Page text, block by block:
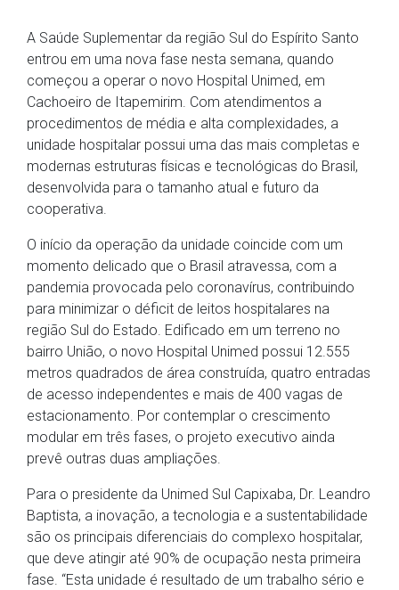
A Saúde Suplementar da região Sul do Espírito Santo
entrou em uma nova fase nesta semana, quando
começou a operar o novo Hospital Unimed, em
Cachoeiro de Itapemirim. Com atendimentos a
procedimentos de média e alta complexidades, a
unidade hospitalar possui uma das mais completas e
modernas estruturas físicas e tecnológicas do Brasil,
desenvolvida para o tamanho atual e futuro da
cooperativa.
O início da operação da unidade coincide com um
momento delicado que o Brasil atravessa, com a
pandemia provocada pelo coronavírus, contribuindo
para minimizar o déficit de leitos hospitalares na
região Sul do Estado. Edificado em um terreno no
bairro União, o novo Hospital Unimed possui 12.555
metros quadrados de área construída, quatro entradas
de acesso independentes e mais de 400 vagas de
estacionamento. Por contemplar o crescimento
modular em três fases, o projeto executivo ainda
prevê outras duas ampliações.
Para o presidente da Unimed Sul Capixaba, Dr. Leandro
Baptista, a inovação, a tecnologia e a sustentabilidade
são os principais diferenciais do complexo hospitalar,
que deve atingir até 90% de ocupação nesta primeira
fase. “Esta unidade é resultado de um trabalho sério e